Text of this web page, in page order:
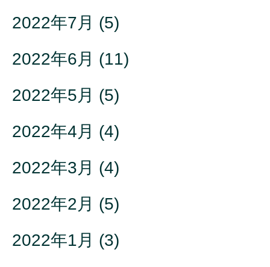
2022年7月 (5)
2022年6月 (11)
2022年5月 (5)
2022年4月 (4)
2022年3月 (4)
2022年2月 (5)
2022年1月 (3)